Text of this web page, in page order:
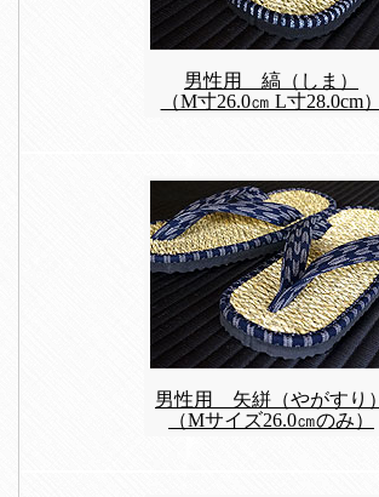
男性用 縞（しま）
（M寸26.0㎝ L寸28.0cm）
男性用 矢絣（やがすり）
（Mサイズ26.0㎝のみ）